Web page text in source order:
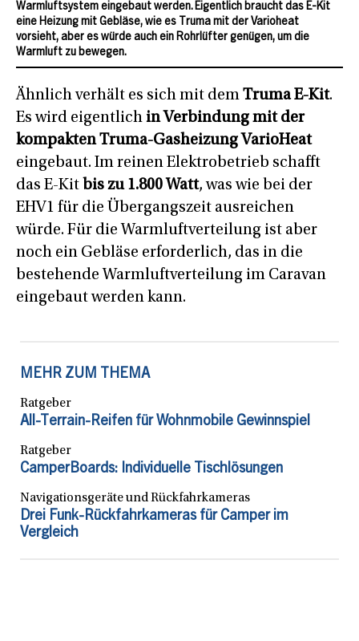
Warmluftsystem eingebaut werden. Eigentlich braucht das E-Kit
eine Heizung mit Gebläse, wie es Truma mit der Varioheat
vorsieht, aber es würde auch ein Rohrlüfter genügen, um die
Warmluft zu bewegen.
Ähnlich verhält es sich mit dem Truma E-Kit.
Es wird eigentlich in Verbindung mit der
kompakten Truma-Gasheizung VarioHeat
eingebaut. Im reinen Elektrobetrieb schafft
das E-Kit bis zu 1.800 Watt, was wie bei der
EHV1 für die Übergangszeit ausreichen
würde. Für die Warmluftverteilung ist aber
noch ein Gebläse erforderlich, das in die
bestehende Warmluftverteilung im Caravan
eingebaut werden kann.
MEHR ZUM THEMA
Ratgeber
All-Terrain-Reifen für Wohnmobile Gewinnspiel
Ratgeber
CamperBoards: Individuelle Tischlösungen
Navigationsgeräte und Rückfahrkameras
Drei Funk-Rückfahrkameras für Camper im
Vergleich